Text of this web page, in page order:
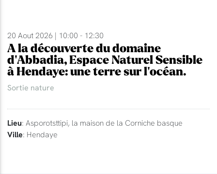
20 Aout 2026 | 10:00 - 12:30
A la découverte du domaine
d'Abbadia, Espace Naturel Sensible
à Hendaye: une terre sur l'océan.
Sortie nature
Lieu: Asporotsttipi, la maison de la Corniche basque
Ville: Hendaye